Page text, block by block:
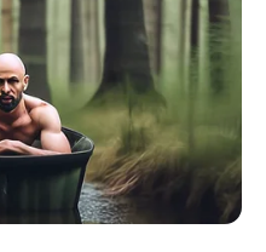
Mute
dalam
Totoro